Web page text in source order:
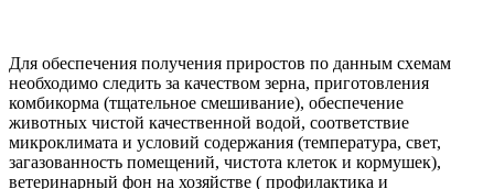
Для обеспечения получения приростов по данным схемам
необходимо следить за качеством зерна, приготовления
комбикорма (тщательное смешивание), обеспечение
животных чистой качественной водой, соответствие
микроклимата и условий содержания (температура, свет,
загазованность помещений, чистота клеток и кормушек),
ветеринарный фон на хозяйстве ( профилактика и